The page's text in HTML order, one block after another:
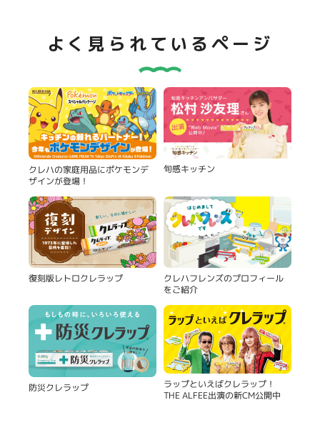
よく見られているページ
クレハの家庭用品にポケモンデ
ザインが登場！
旬感キッチン
復刻版レトロクレラップ クレハフレンズのプロフィール
をご紹介
防災クレラップ ラップといえばクレラップ！
THE ALFEE出演の新CM公開中